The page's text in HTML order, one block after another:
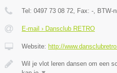
Tel: 0497 73 08 72 , Fax: - , BTW-
E-mail › Dansclub RETRO
Website: http://
Wil je vlot leren dansen om een